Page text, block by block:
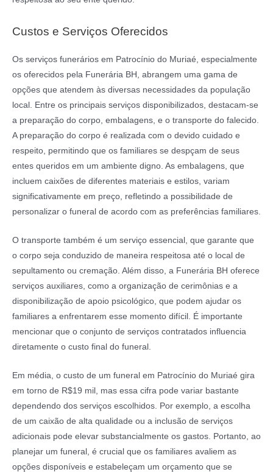
Custos e Serviços Oferecidos
Os serviços funerários em Patrocínio do Muriaé, especialmente
os oferecidos pela Funerária BH, abrangem uma gama de
opções que atendem às diversas necessidades da população
local. Entre os principais serviços disponibilizados, destacam-se
a preparação do corpo, embalagens, e o transporte do falecido.
A preparação do corpo é realizada com o devido cuidado e
respeito, permitindo que os familiares se despçam de seus
entes queridos em um ambiente digno. As embalagens, que
incluem caixões de diferentes materiais e estilos, variam
significativamente em preço, refletindo a possibilidade de
personalizar o funeral de acordo com as preferências familiares.
O transporte também é um serviço essencial, que garante que
o corpo seja conduzido de maneira respeitosa até o local de
sepultamento ou cremação. Além disso, a Funerária BH oferece
serviços auxiliares, como a organização de cerimônias e a
disponibilização de apoio psicológico, que podem ajudar os
familiares a enfrentarem esse momento difícil. É importante
mencionar que o conjunto de serviços contratados influencia
diretamente o custo final do funeral.
Em média, o custo de um funeral em Patrocínio do Muriaé gira
em torno de R$19 mil, mas essa cifra pode variar bastante
dependendo dos serviços escolhidos. Por exemplo, a escolha
de um caixão de alta qualidade ou a inclusão de serviços
adicionais pode elevar substancialmente os gastos. Portanto, ao
planejar um funeral, é crucial que os familiares avaliem as
opções disponíveis e estabeleçam um orçamento que se